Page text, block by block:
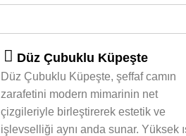
Düz Çubuklu Küpeşte
Düz Çubuklu Küpeşte, şeffaf camın
zarafetini modern mimarinin net
çizgileriyle birleştirerek estetik ve
işlevselliği aynı anda sunar. Yüksek